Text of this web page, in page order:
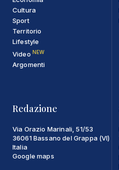
Cultura
Sport
Territorio
Lifestyle
Video NEW
Argomenti
Redazione
Via Orazio Marinali, 51/53
36061 Bassano del Grappa (VI)
Italia
Google maps